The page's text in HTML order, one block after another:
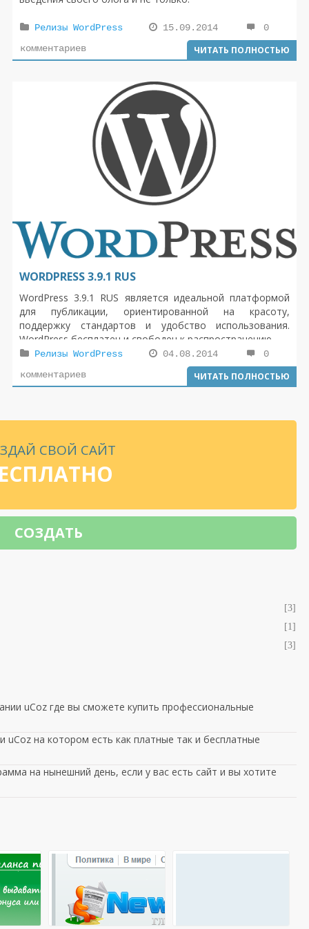
Релизы WordPress 15.09.2014
0
комментариев
ЧИТАТЬ ПОЛНОСТЬЮ
WORDPRESS 3.9.1 RUS
WordPress 3.9.1 RUS является идеальной платформой
для публикации, ориентированной на красоту,
поддержку стандартов и удобство использования.
WordPress бесплатен и свободен к распространению.
Релизы WordPress 04.08.2014
0
комментариев
ЧИТАТЬ ПОЛНОСТЬЮ
СВОЙ САЙТ
СОЗДАТЬ
[3]
[1]
[3]
uCoz где вы сможете купить профессиональные
на котором есть как платные так и бесплатные
на нынешний день, если у вас есть сайт и вы хотите